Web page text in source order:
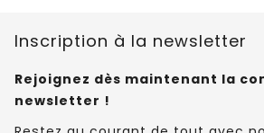
Inscription à la newsletter
Rejoignez dès maintenant la
newsletter !